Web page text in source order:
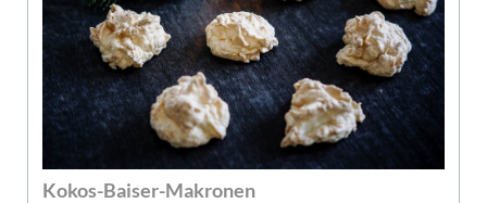
Kokos-Baiser-Makronen